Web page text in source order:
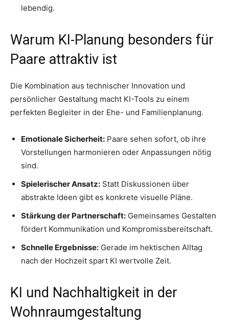
lebendig.
Warum KI-Planung besonders für
Paare attraktiv ist
Die Kombination aus technischer Innovation und
persönlicher Gestaltung macht KI-Tools zu einem
perfekten Begleiter in der Ehe- und Familienplanung.
Emotionale Sicherheit: Paare sehen sofort, ob ihre
Vorstellungen harmonieren oder Anpassungen nötig
sind.
Spielerischer Ansatz: Statt Diskussionen über
abstrakte Ideen gibt es konkrete visuelle Pläne.
Stärkung der Partnerschaft: Gemeinsames Gestalten
fördert Kommunikation und Kompromissbereitschaft.
Schnelle Ergebnisse: Gerade im hektischen Alltag
nach der Hochzeit spart KI wertvolle Zeit.
KI und Nachhaltigkeit in der
Wohnraumgestaltung